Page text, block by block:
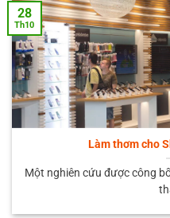
Làm thơm cho
Một nghiên cứu được công
28
Th10